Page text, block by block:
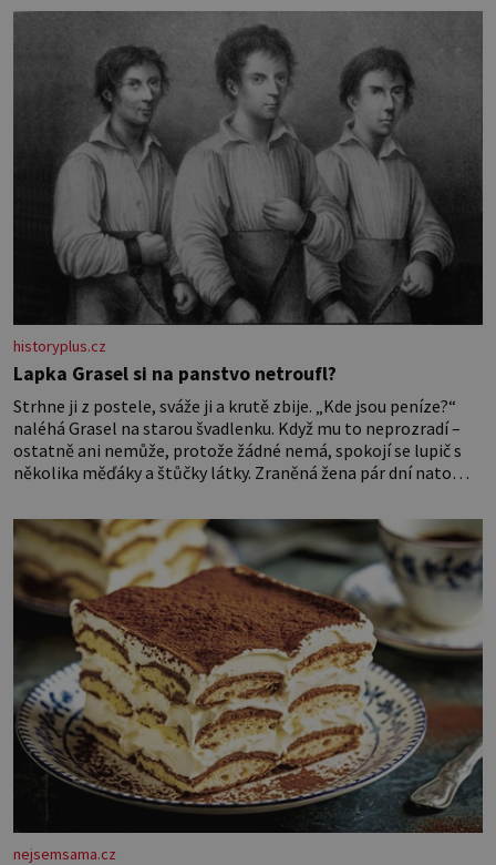
nesvědčilo, brzy jsme zjistili, že
historyplus.cz
Lapka Grasel si na panstvo netroufl?
Strhne ji z postele, sváže ji a krutě zbije. „Kde jsou peníze?“
naléhá Grasel na starou švadlenku. Když mu to neprozradí –
ostatně ani nemůže, protože žádné nemá, spokojí se lupič s
několika měďáky a štůčky látky. Zraněná žena pár dní nato
dlouho po jeho smrti
nejsemsama.cz